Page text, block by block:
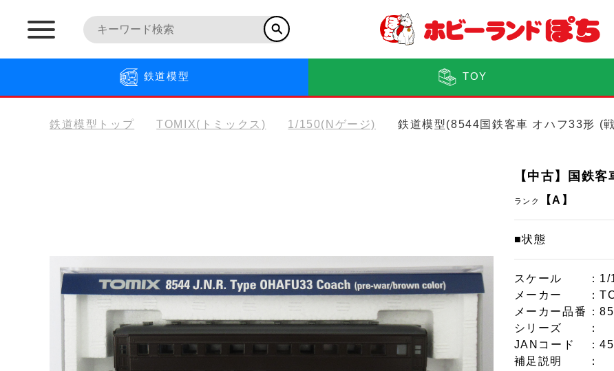
鉄道模型 TOY
鉄道模型トップ TOMIX(トミックス) 1/150(Nゲージ) 鉄道模型(8544国鉄客車 オハフ33形 (
【中古】国鉄
ランク 【A】
■状態
スケール
：
メーカー
：
メーカー品番
：
シリーズ
：
JANコード
：
補足説明
：